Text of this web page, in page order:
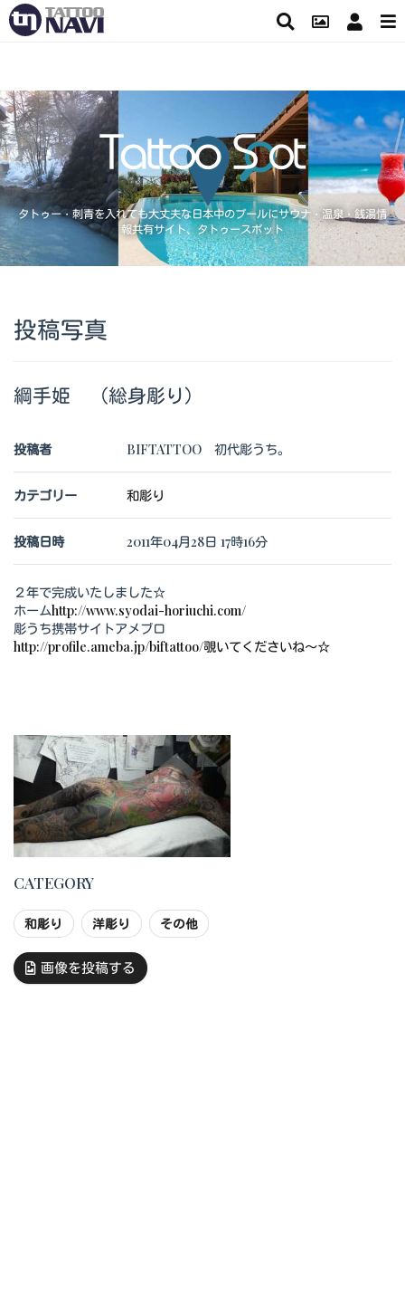
タトゥー・刺青を入れても大丈夫な日本中のプールにサウナ・温泉・銭湯情
報共有サイト、タトゥースポット
投稿写真
綱手姫 （総身彫り）
投稿者 BIFTATTOO 初代彫うち。
カテゴリー 和彫り
投稿日時 2011年04月28日 17時16分
２年で完成いたしました☆
ホームhttp://www.syodai-horiuchi.com/
彫うち携帯サイトアメブロ
http://profile.ameba.jp/biftattoo/覗いてくださいね～☆
CATEGORY
和彫り 洋彫り その他
画像を投稿する